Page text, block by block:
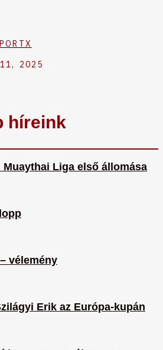
11, 2025
híreink
Muaythai Liga első állomása
vélemény
Erik az Európa-kupán